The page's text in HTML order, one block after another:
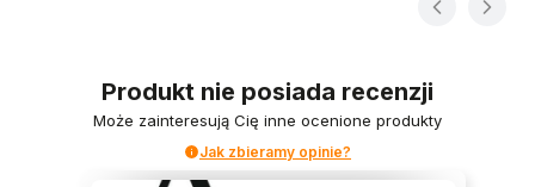
Produkt nie posiada recenzji
Może zainteresują Cię inne ocenione produkty
Jak zbieramy opinie?